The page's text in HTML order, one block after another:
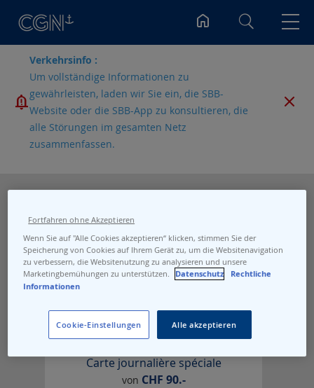
Verkehrsinfo :
Um vollständige Informationen zu
gewährleisten, laden wir Sie ein, die SBB-
Website oder die SBB-App zu konsultieren, die
alle Störungen im gesamten Netz
zusammenfassen.
Carte journalière spéciale
von CHF 90.-
Wenn Sie auf "Alle Cookies akzeptieren“ klicken, stimmen Sie der
Speicherung von Cookies auf Ihrem Gerät zu, um die Websitenavigation
zu verbessern, die Websitenutzung zu analysieren und unsere
Marketingbemühungen zu unterstützen.
Datenschutz
Rechtliche
Informationen
Cookie-Einstellungen Alle akzeptieren
Fortfahren ohne Akzeptieren